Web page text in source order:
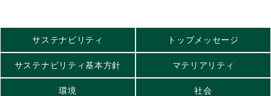
サステナビリティ トップメッセージ
サステナビリティ基本方針 マテリアリティ
環境 社会